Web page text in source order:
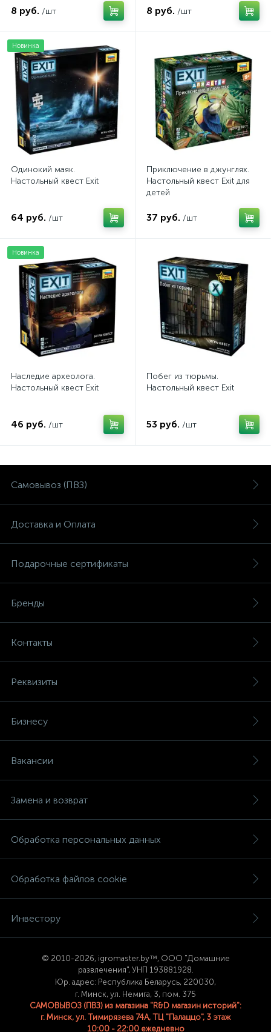
8 руб. /шт 8 руб. /шт
Новинка
Одинокий маяк.
Настольный квест Exit
64 руб. /шт
Приключение в джунглях.
Настольный квест Exit для
детей
37 руб. /шт
Новинка
Наследие археолога.
Настольный квест Exit
46 руб. /шт
Побег из тюрьмы.
Настольный квест Exit
53 руб. /шт
Самовывоз (ПВЗ)
Доставка и Оплата
Подарочные сертификаты
Бренды
Контакты
Реквизиты
Бизнесу
Вакансии
Замена и возврат
Обработка персональных данных
Обработка файлов cookie
Инвестору
© 2010-2026, igromaster.by™, ООО "Домашние
развлечения", УНП 193881928.
Юр. адрес: Республика Беларусь, 220030,
г. Минск, ул. Немига, 3, пом. 375
САМОВЫВОЗ (ПВЗ) из магазина "R&D магазин историй":
г. Минск, ул. Тимирязева 74A, ТЦ "Палаццо", 3 этаж
10:00 - 22:00 ежедневно